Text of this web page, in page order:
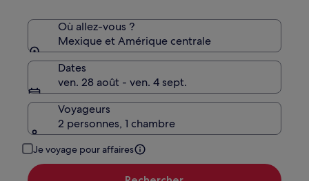
standard.
Où allez-vous ?
Mexique et Amérique centrale
Dates
ven. 28 août - ven. 4 sept.
Voyageurs
2 personnes, 1 chambre
Je voyage pour affaires